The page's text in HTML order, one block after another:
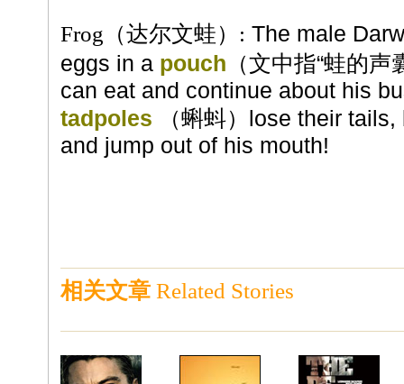
Frog （达尔文蛙）: The male
eggs in a pouch （文中指“蛙的声
can eat and continue about his
tadpoles （蝌蚪）lose their
and jump out of his mouth!
相关文章 Related Stories